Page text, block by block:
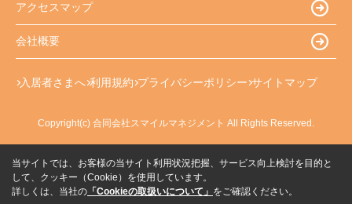
アクセスマップ
会社概要
入居者さまへ 利用規約 プライバシーポリシー サイトマップ
Copyright(c) 合同会社スマイルマネジメント All Rights Reserved.
当サイトでは、お客様の当サイト利用状況把握、サービス向上検討を目的と
して、クッキー（Cookie）を使用しています。
詳しくは、当社の 「Cookieの取扱いについて」 をご確認ください。